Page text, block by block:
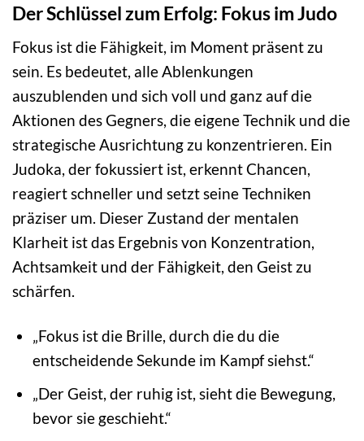
Der Schlüssel zum Erfolg: Fokus im Judo
Fokus ist die Fähigkeit, im Moment präsent zu
sein. Es bedeutet, alle Ablenkungen
auszublenden und sich voll und ganz auf die
Aktionen des Gegners, die eigene Technik und die
strategische Ausrichtung zu konzentrieren. Ein
Judoka, der fokussiert ist, erkennt Chancen,
reagiert schneller und setzt seine Techniken
präziser um. Dieser Zustand der mentalen
Klarheit ist das Ergebnis von Konzentration,
Achtsamkeit und der Fähigkeit, den Geist zu
schärfen.
„Fokus ist die Brille, durch die du die
entscheidende Sekunde im Kampf siehst.“
„Der Geist, der ruhig ist, sieht die Bewegung,
bevor sie geschieht.“